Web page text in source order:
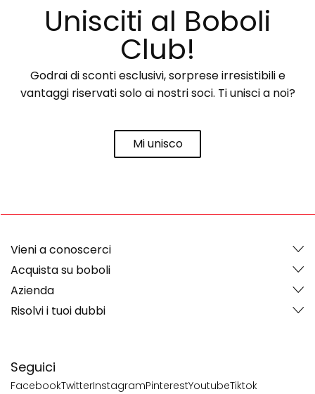
Unisciti al Boboli
Club!
Godrai di sconti esclusivi, sorprese irresistibili e
vantaggi riservati solo ai nostri soci. Ti unisci a noi?
Mi unisco
Seguici
FacebookTwitterInstagramPinterestYoutubeTiktok
Vieni a conoscerci
Acquista su boboli
Azienda
Risolvi i tuoi dubbi